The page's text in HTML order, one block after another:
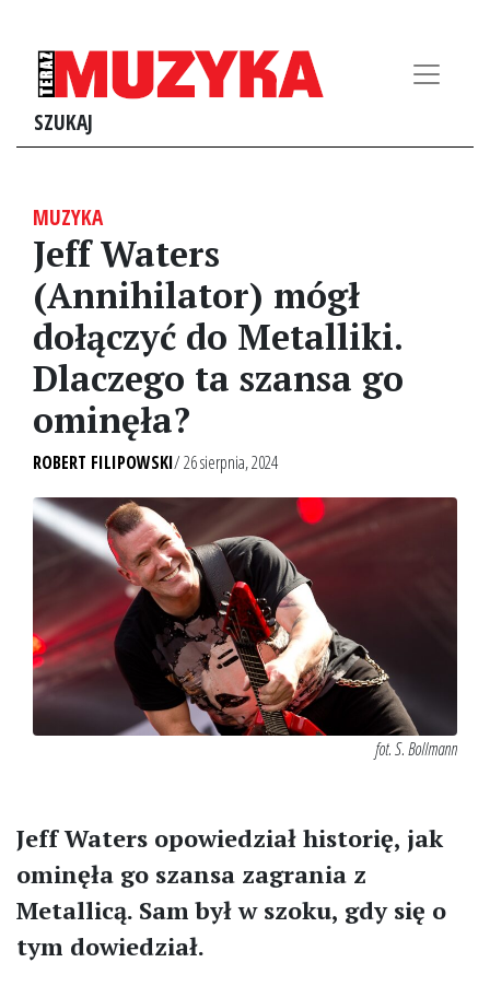
SZUKAJ
MUZYKA
Jeff Waters
(Annihilator) mógł
dołączyć do Metalliki.
Dlaczego ta szansa go
ominęła?
ROBERT FILIPOWSKI/ 26 sierpnia, 2024
fot. S. Bollmann
Jeff Waters opowiedział historię, jak
ominęła go szansa zagrania z
Metallicą. Sam był w szoku, gdy się o
tym dowiedział.